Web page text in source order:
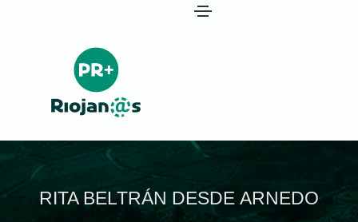
RITA BELTRÁN DESDE ARNEDO